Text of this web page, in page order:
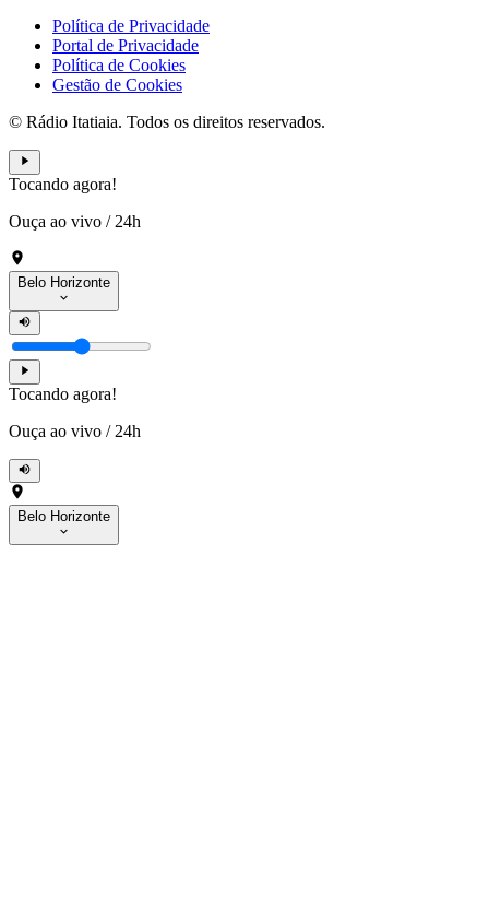
Política de Privacidade
Portal de Privacidade
Política de Cookies
Gestão de Cookies
© Rádio Itatiaia. Todos os direitos reservados.
Tocando agora!
Ouça ao vivo / 24h
Belo Horizonte
Tocando agora!
Ouça ao vivo / 24h
Belo Horizonte